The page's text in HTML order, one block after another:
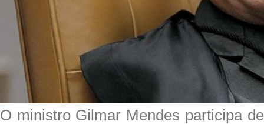
O ministro Gilmar Mendes participa